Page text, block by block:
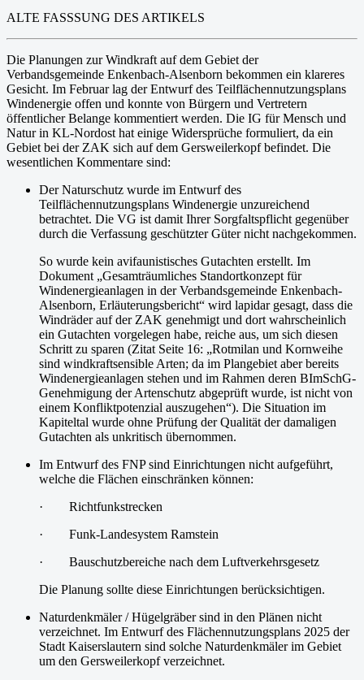
ALTE FASSSUNG DES ARTIKELS
Die Planungen zur Windkraft auf dem Gebiet der
Verbandsgemeinde Enkenbach-Alsenborn bekommen ein klareres
Gesicht. Im Februar lag der Entwurf des Teilflächennutzungsplans
Windenergie offen und konnte von Bürgern und Vertretern
öffentlicher Belange kommentiert werden. Die IG für Mensch und
Natur in KL-Nordost hat einige Widersprüche formuliert, da ein
Gebiet bei der ZAK sich auf dem Gersweilerkopf befindet. Die
wesentlichen Kommentare sind:
Der Naturschutz wurde im Entwurf des
Teilflächennutzungsplans Windenergie unzureichend
betrachtet. Die VG ist damit Ihrer Sorgfaltspflicht gegenüber
durch die Verfassung geschützter Güter nicht nachgekommen.
So wurde kein avifaunistisches Gutachten erstellt. Im
Dokument „Gesamträumliches Standortkonzept für
Windenergieanlagen in der Verbandsgemeinde Enkenbach-
Alsenborn, Erläuterungsbericht“ wird lapidar gesagt, dass die
Windräder auf der ZAK genehmigt und dort wahrscheinlich
ein Gutachten vorgelegen habe, reiche aus, um sich diesen
Schritt zu sparen (Zitat Seite 16: „Rotmilan und Kornweihe
sind windkraftsensible Arten; da im Plangebiet aber bereits
Windenergieanlagen stehen und im Rahmen deren BImSchG-
Genehmigung der Artenschutz abgeprüft wurde, ist nicht von
einem Konfliktpotenzial auszugehen“). Die Situation im
Kapiteltal wurde ohne Prüfung der Qualität der damaligen
Gutachten als unkritisch übernommen.
Im Entwurf des FNP sind Einrichtungen nicht aufgeführt,
welche die Flächen einschränken können:
· Richtfunkstrecken
· Funk-Landesystem Ramstein
· Bauschutzbereiche nach dem Luftverkehrsgesetz
Die Planung sollte diese Einrichtungen berücksichtigen.
Naturdenkmäler / Hügelgräber sind in den Plänen nicht
verzeichnet. Im Entwurf des Flächennutzungsplans 2025 der
Stadt Kaiserslautern sind solche Naturdenkmäler im Gebiet
um den Gersweilerkopf verzeichnet.